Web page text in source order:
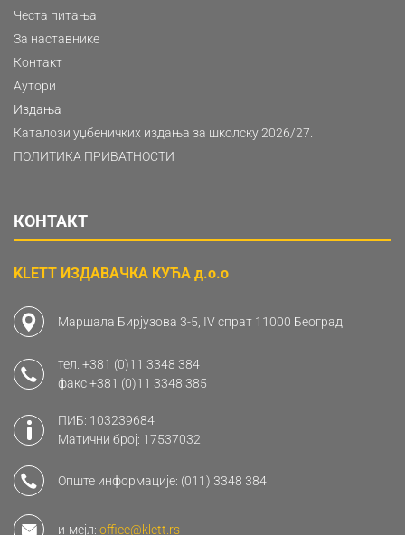
Честа питања
За наставнике
Контакт
Аутори
Издања
Каталози уџбеничких издања за школску 2026/27.
ПОЛИТИКА ПРИВАТНОСТИ
КОНТАКТ
KLETT ИЗДАВАЧКА КУЋА д.о.о
Маршала Бирјузова 3-5, IV спрат 11000 Београд
тел. +381 (0)11 3348 384
факс+381 (0)11 3348 385
ПИБ: 103239684
Матични број: 17537032
Опште информације: (011) 3348 384
и-мејл: office@klett.rs